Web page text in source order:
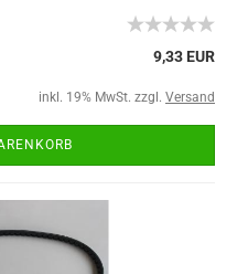
9,33 EUR
inkl. 19% MwSt. zzgl. Versand